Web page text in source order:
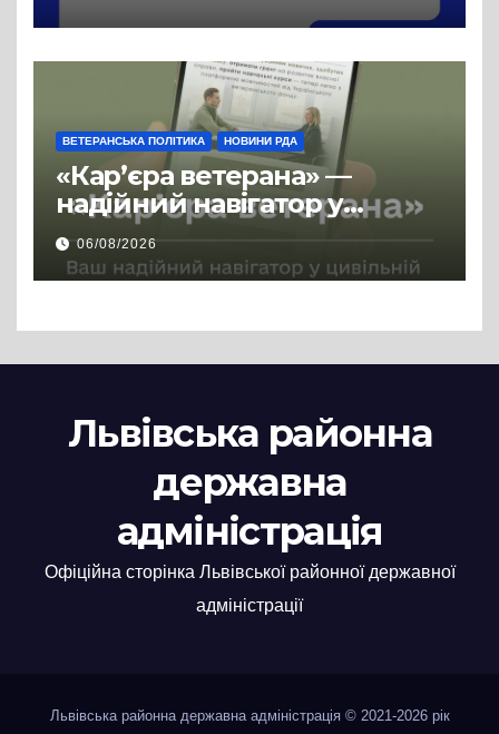
ВЕТЕРАНСЬКА ПОЛІТИКА НОВИНИ РДА
«Кар’єра ветерана» —
надійний навігатор у
цивільній професії
06/08/2026
Львівська районна
державна
адміністрація
Офіційна сторінка Львівської районної державної
адміністрації
Львівська районна державна адміністрація © 2021-2026 рік